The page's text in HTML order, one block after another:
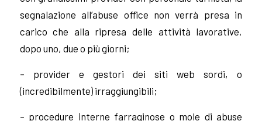
segnalazione all’abuse office non verrà presa in
carico che alla ripresa delle attività lavorative,
dopo uno, due o più giorni;
– provider e gestori dei siti web sordi, o
(incredibilmente) irraggiungibili;
– procedure interne farraginose o mole di abuse